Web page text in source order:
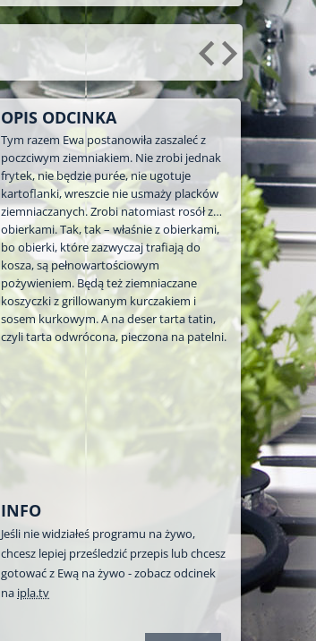
OPIS ODCINKA
Tym razem Ewa postanowiła zaszaleć z
poczciwym ziemniakiem. Nie zrobi jednak
frytek, nie będzie purée, nie ugotuje
kartoflanki, wreszcie nie usmaży placków
ziemniaczanych. Zrobi natomiast rosół z…
obierkami. Tak, tak – właśnie z obierkami,
bo obierki, które zazwyczaj trafiają do
kosza, są pełnowartościowym
pożywieniem. Będą też ziemniaczane
koszyczki z grillowanym kurczakiem i
sosem kurkowym. A na deser tarta tatin,
czyli tarta odwrócona, pieczona na patelni.
INFO
Jeśli nie widziałeś programu na żywo,
chcesz lepiej prześledzić przepis lub chcesz
gotować z Ewą na żywo - zobacz odcinek
na ipla.tv